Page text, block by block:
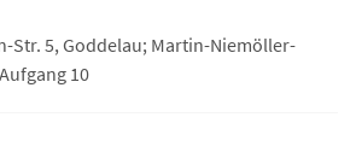
Str. 5, Goddelau; Martin-Niemöller-
10